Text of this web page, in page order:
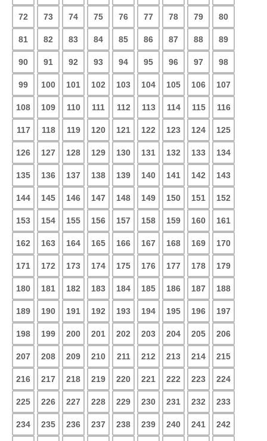
72 73 74 75 76 77 78 79 80
81 82 83 84 85 86 87 88 89
90 91 92 93 94 95 96 97 98
99 100 101 102 103 104 105 106 107
108 109 110 111 112 113 114 115 116
117 118 119 120 121 122 123 124 125
126 127 128 129 130 131 132 133 134
135 136 137 138 139 140 141 142 143
144 145 146 147 148 149 150 151 152
153 154 155 156 157 158 159 160 161
162 163 164 165 166 167 168 169 170
171 172 173 174 175 176 177 178 179
180 181 182 183 184 185 186 187 188
189 190 191 192 193 194 195 196 197
198 199 200 201 202 203 204 205 206
207 208 209 210 211 212 213 214 215
216 217 218 219 220 221 222 223 224
225 226 227 228 229 230 231 232 233
234 235 236 237 238 239 240 241 242